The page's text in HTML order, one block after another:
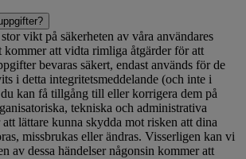
vikt på säkerheten av våra användares
kommer att vidta rimliga åtgärder för att
bevaras säkert, endast används för de
i detta integritetsmeddelande (och inte i
kan få tillgång till eller korrigera dem på
tekniska och administrativa
lättare kunna skydda mot risken att dina
missbrukas eller ändras. Visserligen kan vi
av dessa händelser någonsin kommer att